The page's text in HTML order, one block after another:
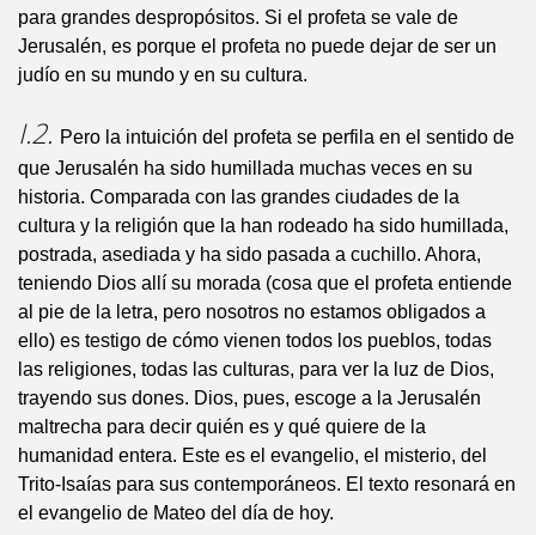
para grandes despropósitos. Si el profeta se vale de
Jerusalén, es porque el profeta no puede dejar de ser un
judío en su mundo y en su cultura.
I.2. Pero la intuición del profeta se perfila en el sentido de
que Jerusalén ha sido humillada muchas veces en su
historia. Comparada con las grandes ciudades de la
cultura y la religión que la han rodeado ha sido humillada,
postrada, asediada y ha sido pasada a cuchillo. Ahora,
teniendo Dios allí su morada (cosa que el profeta entiende
al pie de la letra, pero nosotros no estamos obligados a
ello) es testigo de cómo vienen todos los pueblos, todas
las religiones, todas las culturas, para ver la luz de Dios,
trayendo sus dones. Dios, pues, escoge a la Jerusalén
maltrecha para decir quién es y qué quiere de la
humanidad entera. Este es el evangelio, el misterio, del
Trito-Isaías para sus contemporáneos. El texto resonará en
el evangelio de Mateo del día de hoy.